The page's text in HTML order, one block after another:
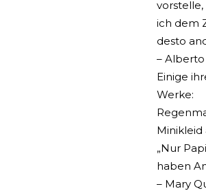
ich dem
desto
–
Einige
Werke:
Minikleid
„Nur
haben
– Mary